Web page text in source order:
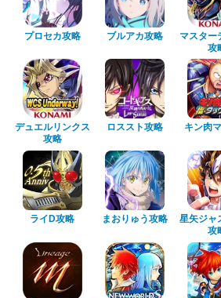
プロセカ攻略 ブルアカ攻略
マスター
攻
デュエルリンクス
攻略
ロススト攻略 キン肉
ライD攻略 まおりゅう攻略
星矢ジャ
攻